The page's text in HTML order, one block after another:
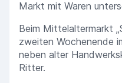
Markt mit Waren
Beim Mittelaltermarkt
zweiten Wochenende
neben alter
Ritter.